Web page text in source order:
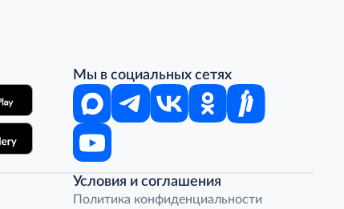
Мы в социальных сетях
Условия и соглашения
Политика конфиденциальности